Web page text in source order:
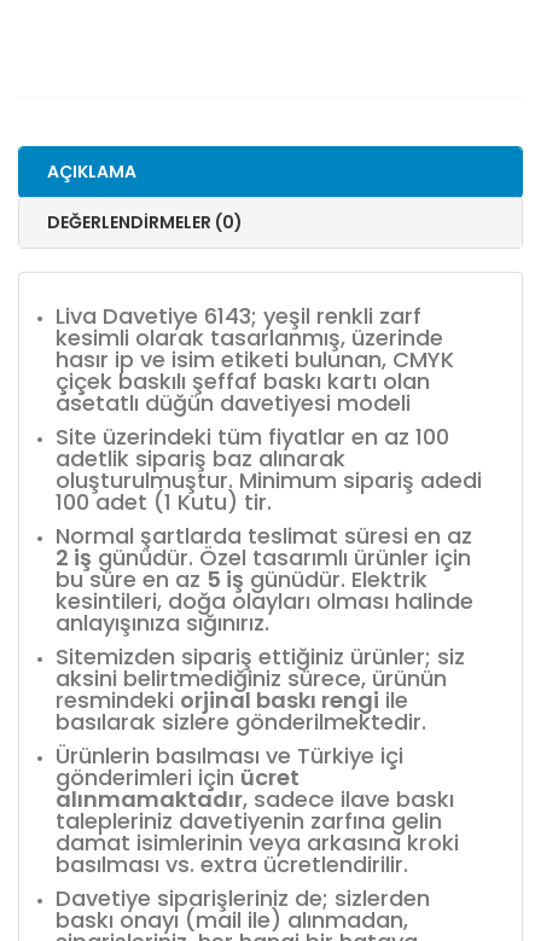
AÇIKLAMA
DEĞERLENDIRMELER (0)
Liva Davetiye 6143; yeşil renkli zarf
kesimli olarak tasarlanmış, üzerinde
hasır ip ve isim etiketi bulunan, CMYK
çiçek baskılı şeffaf baskı kartı olan
asetatlı düğün davetiyesi modeli
Site üzerindeki tüm fiyatlar en az 100
adetlik sipariş baz alınarak
oluşturulmuştur. Minimum sipariş adedi
100 adet (1 Kutu) tir.
Normal şartlarda teslimat süresi en az
2 iş günüdür. Özel tasarımlı ürünler için
bu süre en az 5 iş günüdür. Elektrik
kesintileri, doğa olayları olması halinde
anlayışınıza sığınırız.
Sitemizden sipariş ettiğiniz ürünler; siz
aksini belirtmediğiniz sürece, ürünün
resmindeki orjinal baskı rengi ile
basılarak sizlere gönderilmektedir.
Ürünlerin basılması ve Türkiye içi
gönderimleri için ücret
alınmamaktadır, sadece ilave baskı
talepleriniz davetiyenin zarfına gelin
damat isimlerinin veya arkasına kroki
basılması vs. extra ücretlendirilir.
Davetiye siparişleriniz de; sizlerden
baskı onayı (mail ile) alınmadan,